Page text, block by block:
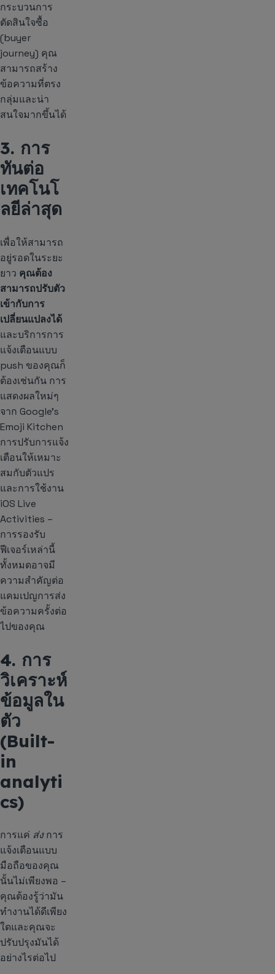
กระบวนการ
ตัดสินใจซื้อ
(buyer
journey) คุณ
สามารถสร้าง
ข้อความที่ตรง
กลุ่มและน่า
สนใจมากขึ้นได้
3. การ
ทันต่อ
เทคโนโ
ลยีล่าสุด
เพื่อให้สามารถ
อยู่รอดในระยะ
ยาว คุณต้อง
สามารถปรับตัว
เข้ากับการ
เปลี่ยนแปลงได้
และบริการการ
แจ้งเตือนแบบ
push ของคุณก็
ต้องเช่นกัน การ
แสดงผลใหม่ๆ
จาก Google’s
Emoji Kitchen
การปรับการแจ้ง
เตือนให้เหมาะ
สมกับตัวแปร
และการใช้งาน
iOS Live
Activities –
การรองรับ
ฟีเจอร์เหล่านี้
ทั้งหมดอาจมี
ความสำคัญต่อ
แคมเปญการส่ง
ข้อความครั้งต่อ
ไปของคุณ
4. การ
วิเคราะห์
ข้อมูลใน
ตัว
(Built-
in
analyti
cs)
การแค่ ส่งการ
แจ้งเตือนแบบ
มือถือของคุณ
นั้นไม่เพียงพอ –
คุณต้องรู้ว่ามัน
ทำงานได้ดีเพียง
ใดและคุณจะ
ปรับปรุงมันได้
อย่างไรต่อไป